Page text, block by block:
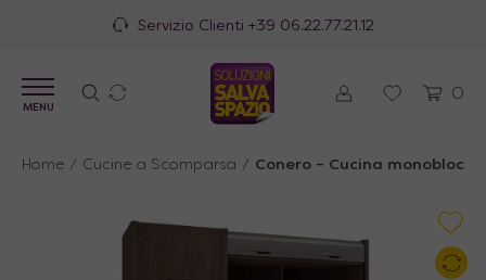
100% Made in Italy
0
MENU
Home / Cucine a Scomparsa / Conero – Cucina